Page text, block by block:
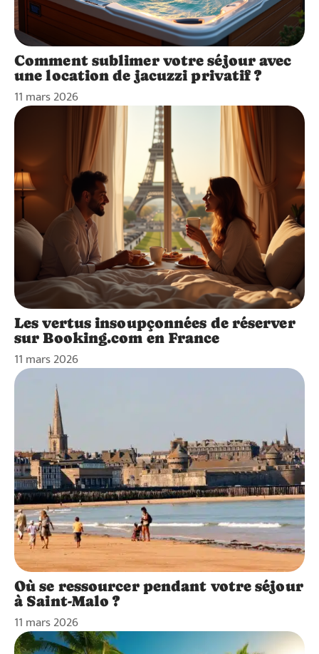
Comment sublimer votre séjour avec
une location de jacuzzi privatif ?
11 mars 2026
Les vertus insoupçonnées de réserver
sur Booking.com en France
11 mars 2026
Où se ressourcer pendant votre séjour
à Saint-Malo ?
11 mars 2026